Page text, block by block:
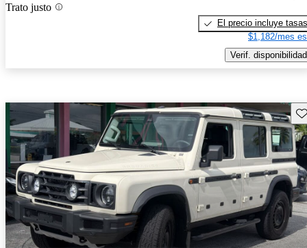
Trato justo
El precio incluye tasas
$1,182/mes
Verif. disponibilidad